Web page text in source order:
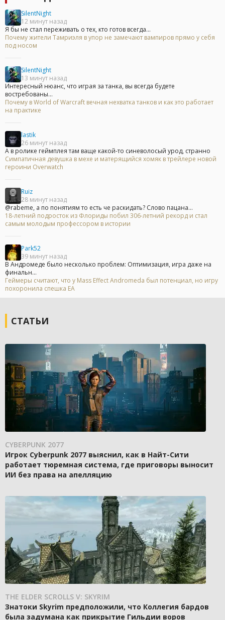
SilentNight
12 минут назад
Я бы не стал переживать о тех, кто готов всегда...
Почему жители Тамриэля в упор не замечают вампиров прямо у себя
под носом
SilentNight
13 минут назад
Интересный нюанс, что играя за танка, вы всегда будете
востребованы...
Почему в World of Warcraft вечная нехватка танков и как это работает
на практике
lastik
26 минут назад
А в ролике геймплея там ваще какой-то синеволосый урод, странно
Симпатичная девушка в мехе и матерящийся хомяк в трейлере новой
героини Overwatch
Ruiz
28 минут назад
@rabeme, а по понятиям то есть че раскидать? Слово пацана...
18-летний подросток из Флориды побил 306-летний рекорд и стал
самым молодым профессором в истории
Park52
39 минут назад
В Андромеде было несколько проблем: Оптимизация, игра даже на
финальн...
Геймеры считают, что у Mass Effect Andromeda был потенциал, но игру
похоронила спешка EA
СТАТЬИ
CYBERPUNK 2077
Игрок Cyberpunk 2077 выяснил, как в Найт-Сити
работает тюремная система, где приговоры выносит
ИИ без права на апелляцию
THE ELDER SCROLLS V: SKYRIM
Знатоки Skyrim предположили, что Коллегия бардов
была задумана как прикрытие Гильдии воров